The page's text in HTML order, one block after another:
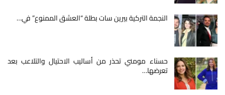
النجمة التركية بيرين سات بطلة “العشق الممنوع” في…
حسناء مومني تحذر من أساليب الاحتيال والتلاعب بعد
تعرضها…